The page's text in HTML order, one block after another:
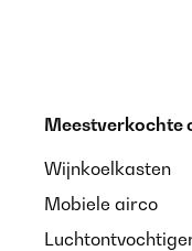
Meestverkochte
Wijnkoelkasten
Mobiele airco